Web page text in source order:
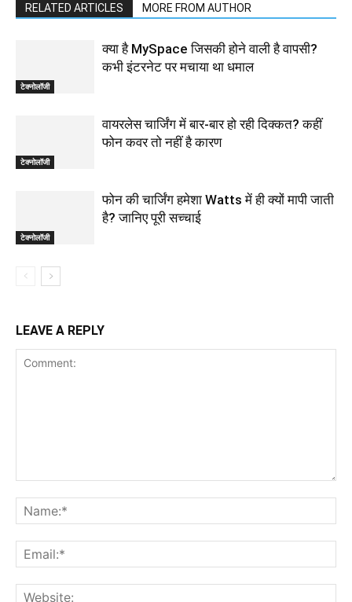
RELATED ARTICLES MORE FROM AUTHOR
टेक्नोलॉजी
क्या है MySpace जिसकी होने वाली है वापसी?
कभी इंटरनेट पर मचाया था धमाल
टेक्नोलॉजी
वायरलेस चार्जिंग में बार-बार हो रही दिक्कत? कहीं
फोन कवर तो नहीं है कारण
टेक्नोलॉजी
फोन की चार्जिंग हमेशा Watts में ही क्यों मापी जाती
है? जानिए पूरी सच्चाई
LEAVE A REPLY